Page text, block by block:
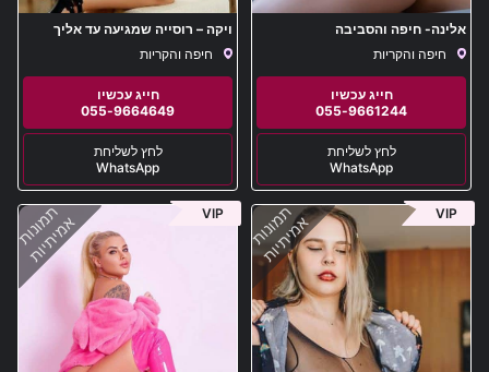
אלינה- חיפה והסביבה
חיפה והקריות
055-9661244
WhatsApp
ויקה – רוסייה שמגיעה עד אליך
בחיפה והסביבה
חיפה והקריות
055-9664649
WhatsApp
תמונות
אמיתיות VIP תמונות
אמיתיות VIP